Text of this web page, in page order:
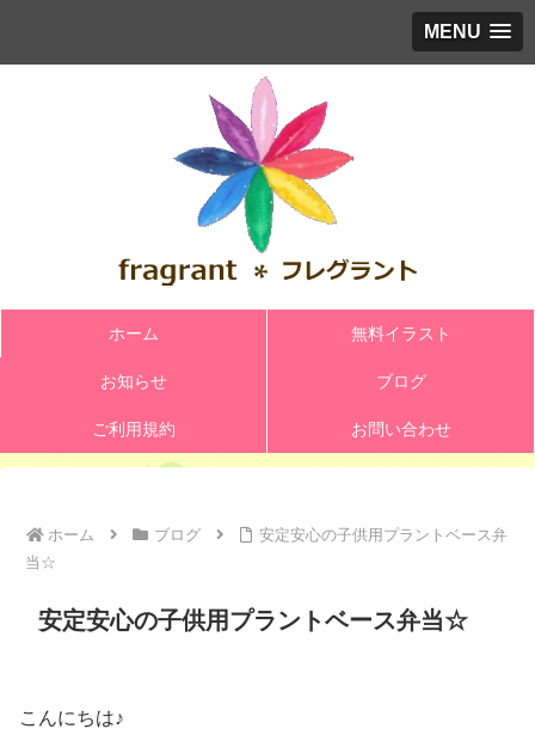
MENU
ホーム 無料イラスト
お知らせ ブログ
ご利用規約 お問い合わせ
ホーム ブログ
安定安心の子供用プラントベース弁
当☆
安定安心の子供用プラントベース弁当☆
こんにちは♪